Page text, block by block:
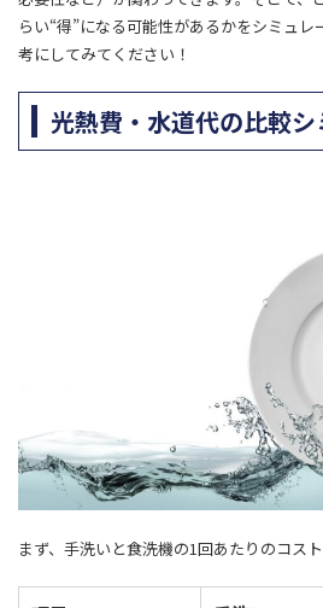
らい“得”になる可能性があるかをシミュ
考にしてみてください！
光熱費・水道代の比較
まず、手洗いと食洗機の1回あたりのコス